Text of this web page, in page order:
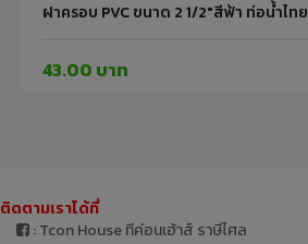
ฝาครอบ PVC ขนาด 2 1/2"สีฟ้า ท่อน้ำไทย
43.00 บาท
ติดตามเราได้ที่
: Tcon House ทีค่อนเฮ้าส์ ราษีไศล